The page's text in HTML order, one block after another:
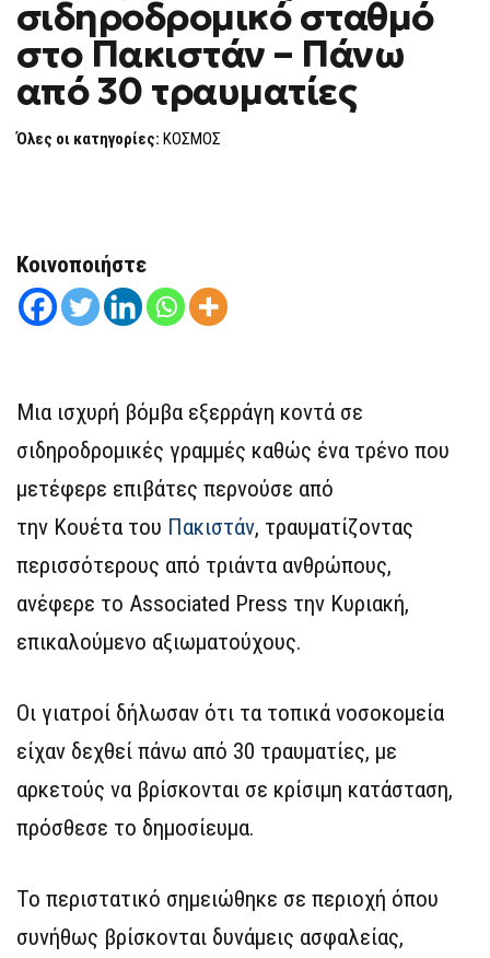
ΣΙΔΗΡΟΔΡΟΜΙΚΌ
ΣΤΑΘΜΌ
ΣΤΟ
ΠΑΚΙΣΤΆΝ
–
ΠΆΝΩ
30
ΤΡΑΥΜΑΤΊΕΣ
σιδηροδρομικό σταθμό
στο Πακιστάν – Πάνω
από 30 τραυματίες
Όλες οι κατηγορίες: ΚΟΣΜΟΣ
Κοινοποιήστε
Μια ισχυρή βόμβα εξερράγη κοντά σε
σιδηροδρομικές γραμμές καθώς ένα τρένο που
μετέφερε επιβάτες περνούσε από
την Κουέτα του Πακιστάν, τραυματίζοντας
περισσότερους από τριάντα ανθρώπους,
ανέφερε το Associated Press την Κυριακή,
επικαλούμενο αξιωματούχους.
Οι γιατροί δήλωσαν ότι τα τοπικά νοσοκομεία
είχαν δεχθεί πάνω από 30 τραυματίες, με
αρκετούς να βρίσκονται σε κρίσιμη κατάσταση,
πρόσθεσε το δημοσίευμα.
Το περιστατικό σημειώθηκε σε περιοχή όπου
συνήθως βρίσκονται δυνάμεις ασφαλείας,